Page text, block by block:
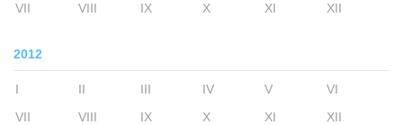
VII
VIII IX X XI XII
2012
I II III IV V
VI
VII
VIII IX X XI XII